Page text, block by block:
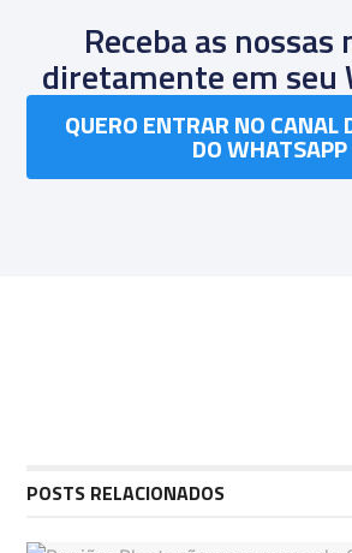
Receba as nossas
diretamente em seu
QUERO ENTRAR NO CANAL
DO WHATSAPP
POSTS RELACIONADOS